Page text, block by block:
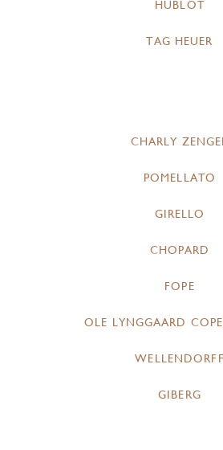
HUBLOT
TAG HEUER
CHARLY
POMELLATO
GIRELLO
CHOPARD
FOPE
OLE LYNGGAARD
WELLENDORFF
GIBERG